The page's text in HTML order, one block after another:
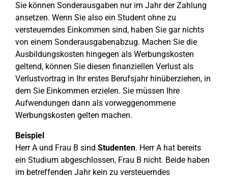
Sie können Sonderausgaben nur im Jahr der Zahlung
ansetzen. Wenn Sie also ein Student ohne zu
versteuerndes Einkommen sind, haben Sie gar nichts
von einem Sonderausgabenabzug. Machen Sie die
Ausbildungskosten hingegen als Werbungskosten
geltend, können Sie diesen finanziellen Verlust als
Verlustvortrag in Ihr erstes Berufsjahr hinüberziehen, in
dem Sie Einkommen erzielen. Sie müssen Ihre
Aufwendungen dann als vorweggenommene
Werbungskosten gelten machen.
Beispiel
Herr A und Frau B sind Studenten. Herr A hat bereits
ein Studium abgeschlossen, Frau B nicht. Beide haben
im betreffenden Jahr kein zu versteuerndes